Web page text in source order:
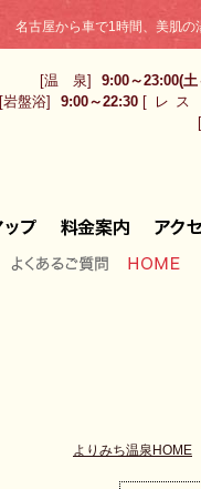
名古屋から車で1時間、美肌の
[温 泉] 9:00～23:00(
[岩盤浴]
9:00～22:30 [レス
よりみち温泉HOME